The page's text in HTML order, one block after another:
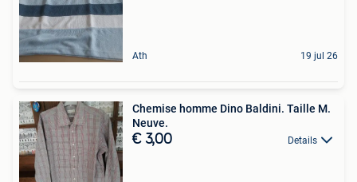
Ath 19 jul 26
Chemise homme Dino Baldini. Taille M.
Neuve.
€ 3,00 Details